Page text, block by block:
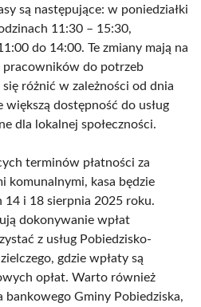
są następujące: w poniedziałki
11:30 – 15:30,
do 14:00. Te zmiany mają na
pracowników do potrzeb
różnić w zależności od dnia
dostępność do usług
dla lokalnej społeczności.
terminów płatności za
komunalnymi, kasa będzie
i 18 sierpnia 2025 roku.
dokonywanie wpłat
z usług Pobiedzisko-
gdzie wpłaty są
opłat. Warto również
bankowego Gminy Pobiedziska,